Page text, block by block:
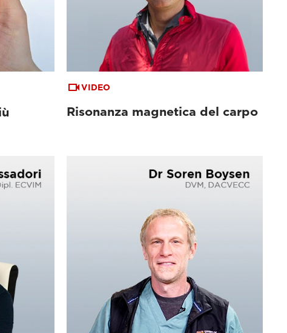
VIDEO
Risonanza magnetica del carpo